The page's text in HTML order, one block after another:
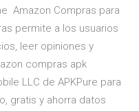
Amazon Compras para
permite a los usuarios
leer opiniones y
compras apk
LLC de APKPure para
gratis y ahorra datos